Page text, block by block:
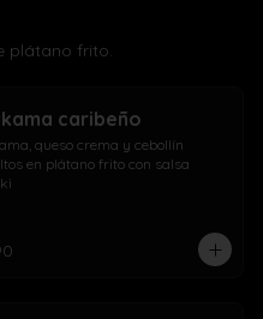
plátano frito.
caribeño
queso crema y cebollín
en plátano frito con salsa